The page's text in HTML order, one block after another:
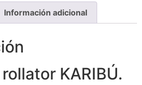
Información adicional
KARIBÚ.